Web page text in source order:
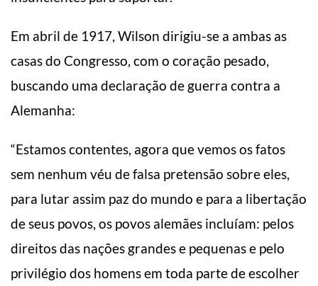
Em abril de 1917, Wilson dirigiu-se a ambas as
casas do Congresso, com o coração pesado,
buscando uma declaração de guerra contra a
Alemanha:
“Estamos contentes, agora que vemos os fatos
sem nenhum véu de falsa pretensão sobre eles,
para lutar assim paz do mundo e para a libertação
de seus povos, os povos alemães incluíam: pelos
direitos das nações grandes e pequenas e pelo
privilégio dos homens em toda parte de escolher